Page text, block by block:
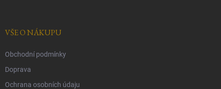
VŠE O NÁKUPU
Obchodní podmínky
Doprava
Ochrana osobních údaju